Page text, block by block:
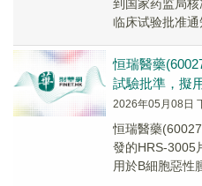
到国家药监局
临床试验批准
恒瑞醫藥
試驗批準，擬
2026年05月08日
恒瑞醫藥
發的HRS-3005
用於B細胞惡性